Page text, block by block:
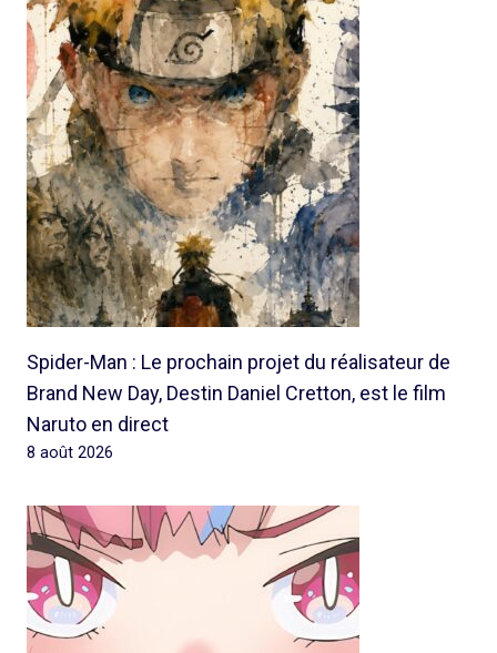
Spider-Man : Le prochain projet du réalisateur de
Brand New Day, Destin Daniel Cretton, est le film
Naruto en direct
8 août 2026